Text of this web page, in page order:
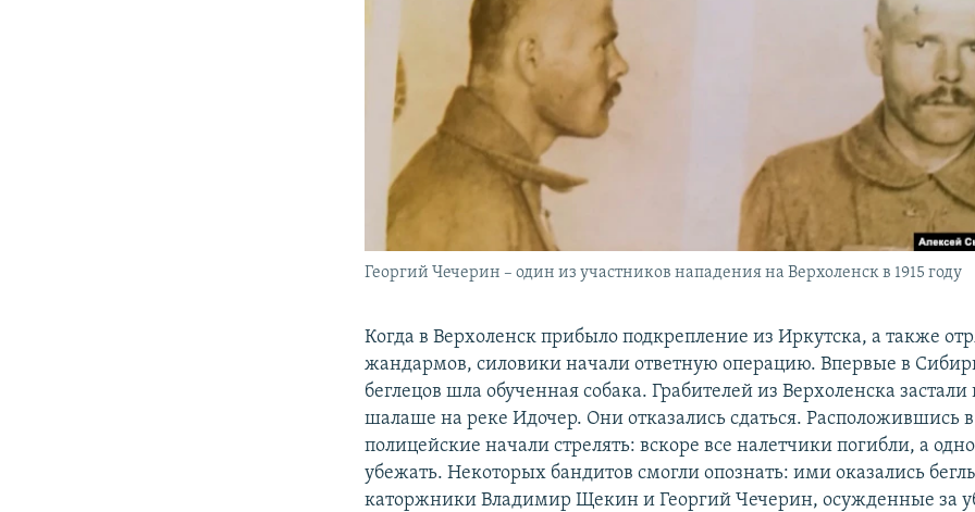
Георгий Чечерин – один из участников нападения на Верхоленск в 1915 году
Когда в Верхоленск прибыло подкрепление из Иркутска, а также
жандармов, силовики начали ответную операцию. Впервые в
беглецов шла обученная собака. Грабителей из Верхоленска
шалаше на реке Идочер. Они отказались сдаться. Расположившись
полицейские начали стрелять: вскоре все налетчики погибли, а
убежать. Некоторых бандитов смогли опознать: ими оказались
каторжники Владимир Щекин и Георгий Чечерин, осужденные за